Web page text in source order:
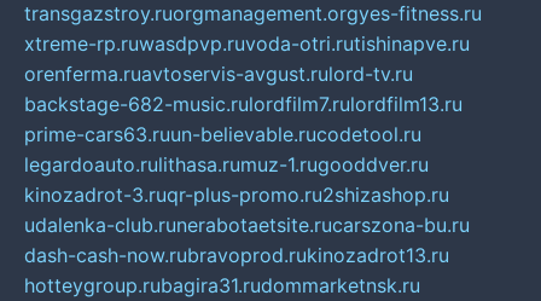
transgazstroy.ruorgmanagement.orgyes-fitness.ru
xtreme-rp.ruwasdpvp.ruvoda-otri.rutishinapve.ru
orenferma.ruavtoservis-avgust.rulord-tv.ru
backstage-682-music.rulordfilm7.rulordfilm13.ru
prime-cars63.ruun-believable.rucodetool.ru
legardoauto.rulithasa.rumuz-1.rugooddver.ru
kinozadrot-3.ruqr-plus-promo.ru2shizashop.ru
udalenka-club.runerabotaetsite.rucarszona-bu.ru
dash-cash-now.rubravoprod.rukinozadrot13.ru
hotteygroup.rubagira31.rudommarketnsk.ru